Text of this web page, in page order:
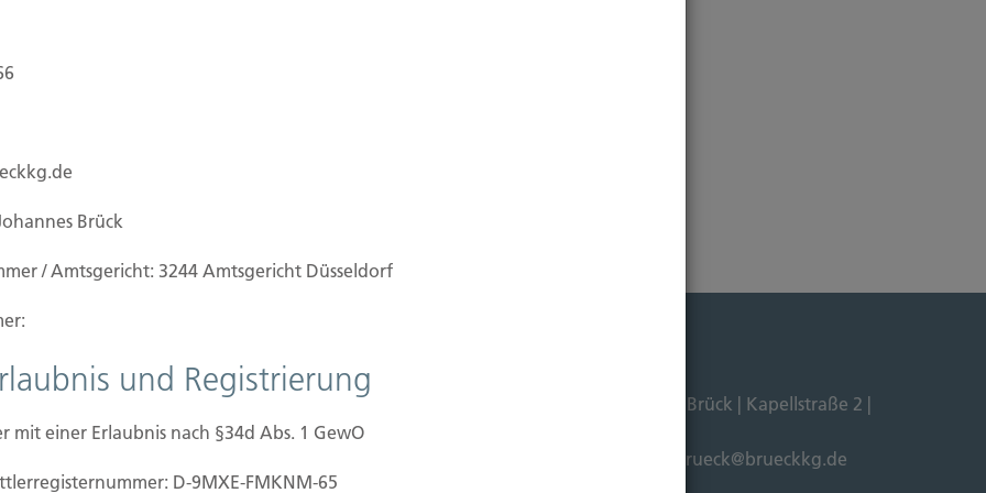
wenn Sie Ihre Interessen als Haus-,
Mieter durchsetzen wollen, zum Beispiel bei
Vers.
Hauskauf
Kontakt
Hubert Brück KG
| Inhaber: Dipl. Ökonom Johannes Brück | Kapellstraße 2 |
40479 Düsseldorf
brueck@brueckkg.de
Brück
/ Amtsgericht: 3244 Amtsgericht Düsseldorf
und Registrierung
mit einer Erlaubnis nach §34d Abs. 1 GewO
D-9MXE-FMKNM-65